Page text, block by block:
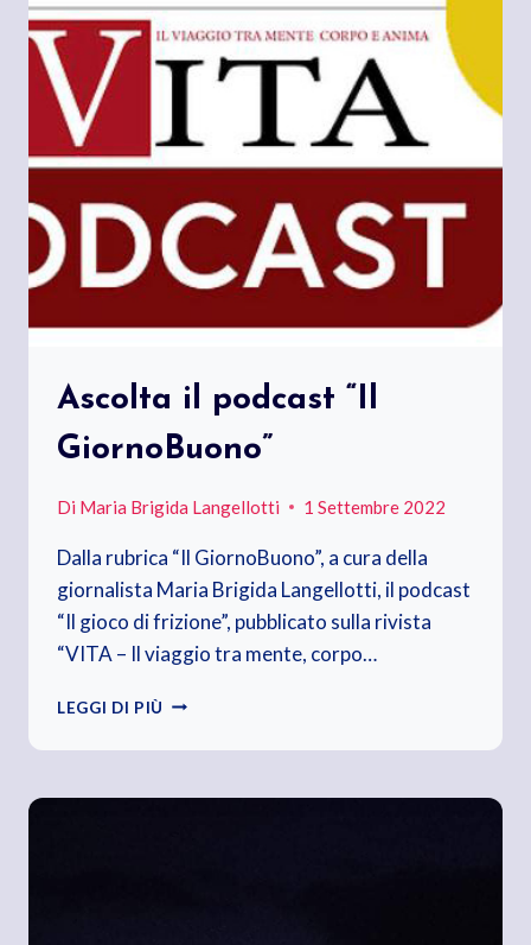
Ascolta il podcast “Il
GiornoBuono”
Di Maria Brigida Langellotti 1 Settembre 2022
Dalla rubrica “Il GiornoBuono”, a cura della
giornalista Maria Brigida Langellotti, il podcast
“Il gioco di frizione”, pubblicato sulla rivista
“VITA – Il viaggio tra mente, corpo…
LEGGI DI PIÙ ASCOLTA
PODCAST
GIORNOBUONO”